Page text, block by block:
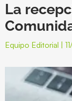
La
Equipo Editorial